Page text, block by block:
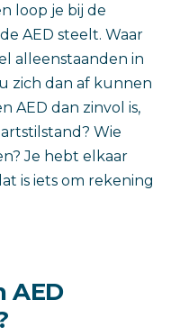
loop je bij de
AED steelt. Waar
alleenstaanden in
zich dan af kunnen
AED dan zinvol is,
Wie
Je hebt elkaar
is iets om rekening
AED